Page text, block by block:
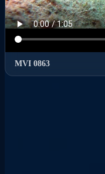
MVI 0863